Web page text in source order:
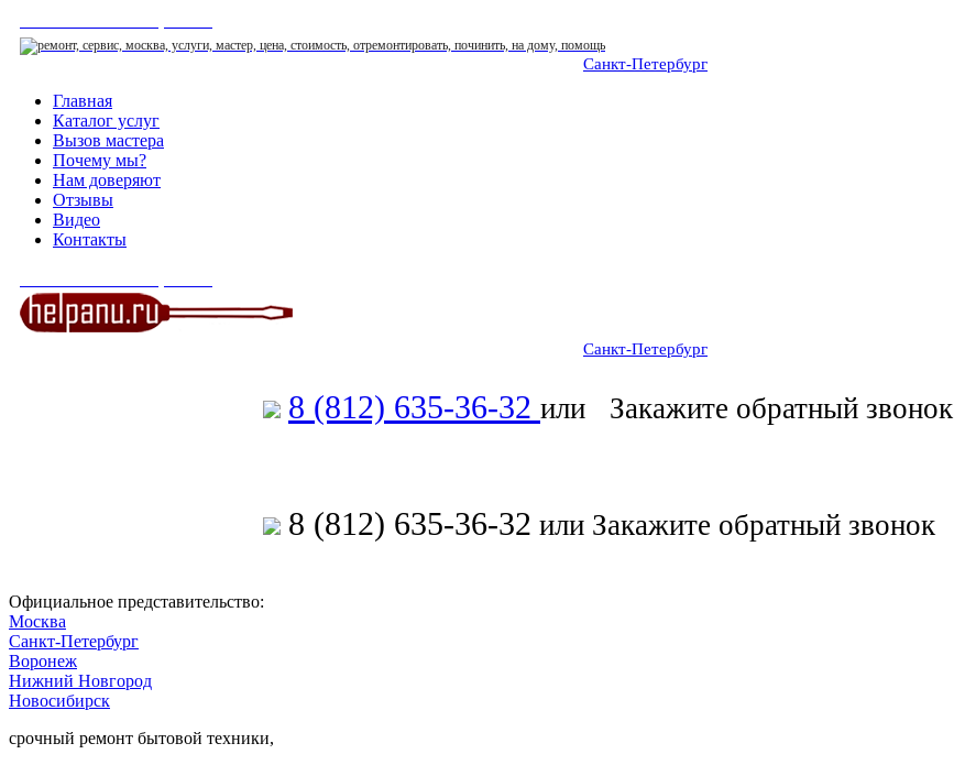
Санкт-Петербург
Главная
Каталог услуг
Вызов мастера
Почему мы?
Нам доверяют
Отзывы
Видео
Контакты
Санкт-Петербург
8 (812) 635-36-32 или Закажите обратный звонок
8 (812) 635-36-32 или Закажите обратный звонок
Официальное представительство:
Москва
Санкт-Петербург
Воронеж
Нижний Новгород
Новосибирск
срочный ремонт бытовой техники,